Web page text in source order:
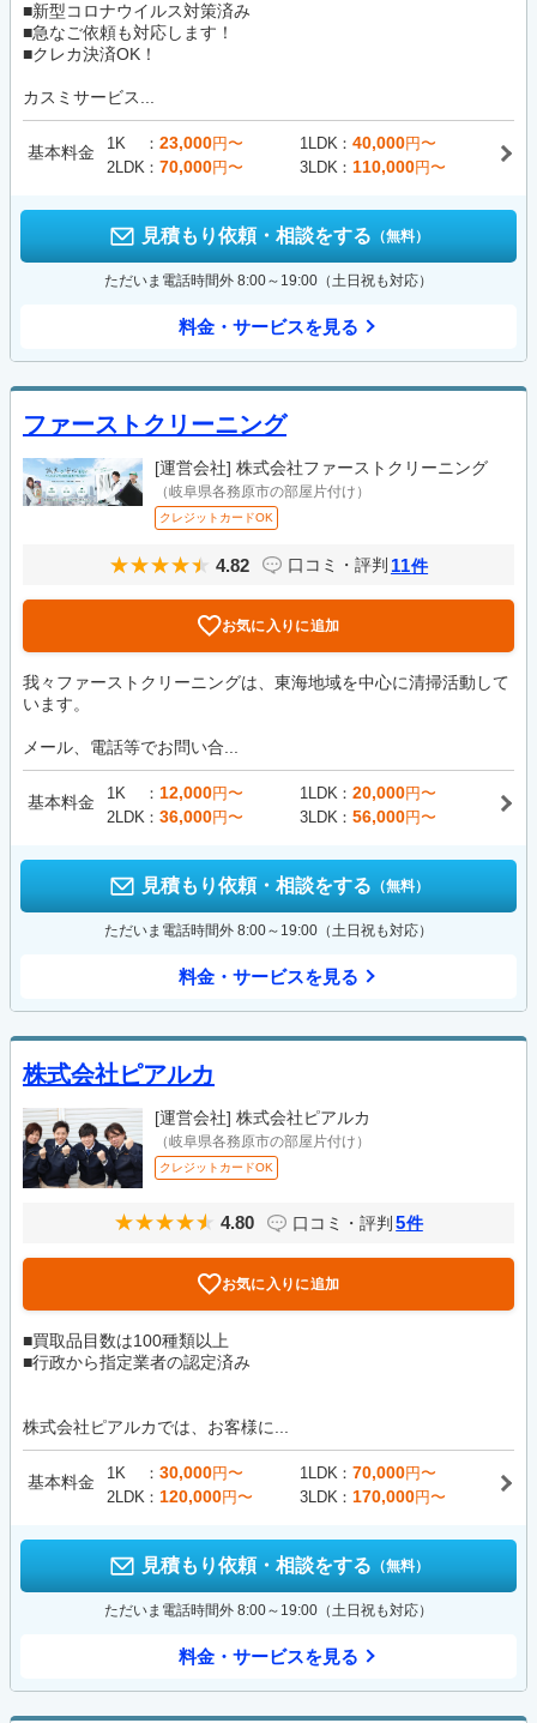
■新型コロナウイルス対策済み
■急なご依頼も対応します！
■クレカ決済OK！
カスミサービス...
基本料金 1K 23,000円〜 1LDK 40,000円〜
2LDK
70,000円〜 3LDK 110,000円〜
見積もり依頼・相談をする （無料）
ただいま電話時間外 8:00～19:00（土日祝も対応）
料金・サービスを見る
ファーストクリーニング
[運営会社] 株式会社ファーストクリーニング
（岐阜県各務原市の部屋片付け）
クレジットカードOK
4.82 口コミ・評判 11件
お気に入りに追加
我々ファーストクリーニングは、東海地域を中心に清掃活動して
います。
メール、電話等でお問い合...
基本料金 1K 12,000円〜 1LDK 20,000円〜
2LDK
36,000円〜 3LDK 56,000円〜
見積もり依頼・相談をする （無料）
ただいま電話時間外 8:00～19:00（土日祝も対応）
料金・サービスを見る
株式会社ピアルカ
[運営会社] 株式会社ピアルカ
（岐阜県各務原市の部屋片付け）
クレジットカードOK
4.80 口コミ・評判 5件
お気に入りに追加
■買取品目数は100種類以上
■行政から指定業者の認定済み
株式会社ピアルカでは、お客様に...
基本料金 1K 30,000円〜 1LDK 70,000円〜
2LDK
120,000円〜 3LDK 170,000円〜
見積もり依頼・相談をする （無料）
ただいま電話時間外 8:00～19:00（土日祝も対応）
料金・サービスを見る